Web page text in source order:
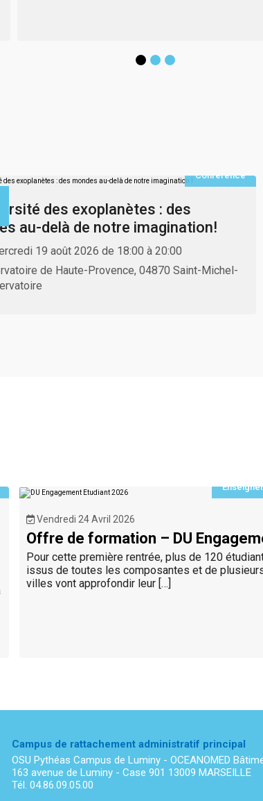
Conférence
des exoplanètes : des
au-delà de notre imagination!
19 août 2026 de 18:00 à 20:00
de Haute-Provence, 04870 Saint-Michel-
Vendredi 24 Avril 2026
Offre de formation – DU
Pour cette première rentrée, plus de 120
issus de toutes les composantes et de
villes vont approfondir leur […]
Campus de rattachement administratif principal
OSU Pythéas Campus de Luminy - OCEANOMED
163 avenue de Luminy - Case 901 13009 MARSEILLE
Tél. 04.86.09.05.00